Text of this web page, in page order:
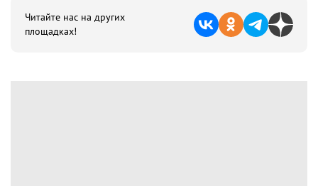
Читайте нас на других
площадках!